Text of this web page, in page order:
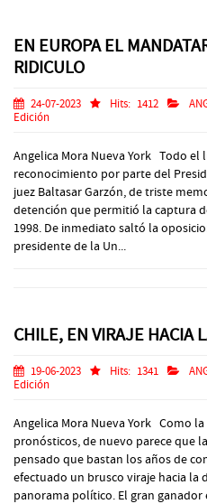
EN EUROPA EL
RIDICULO
24-07-2023 Hits: 1412
Edición
Angelica Mora Nueva York Todo
reconocimiento por parte del
juez Baltasar Garzón, de triste
detención que permitió la captura
1998. De inmediato saltó la
presidente de la Un...
CHILE, EN VIRAJE HACIA
19-06-2023 Hits: 1341
Edición
Angelica Mora Nueva York Como
pronósticos, de nuevo parece que
pensado que bastan los años de
efectuado un brusco viraje hacia la
panorama político. El gran